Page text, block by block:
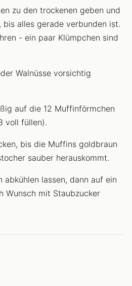
zu den trockenen geben und
bis alles gerade verbunden ist.
- ein paar Klümpchen sind
Walnüsse vorsichtig
auf die 12 Muffinförmchen
voll füllen).
bis die Muffins goldbraun
sauber herauskommt.
abkühlen lassen, dann auf ein
Wunsch mit Staubzucker